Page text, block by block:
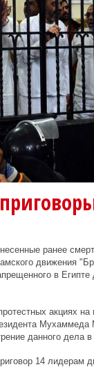
ранее
движения
в
акциях
данного дела
14 лидерам